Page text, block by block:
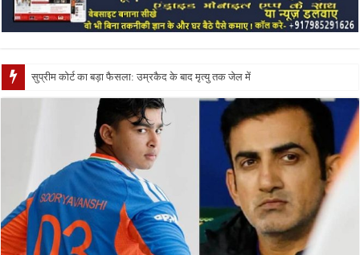
सुप्रीम कोर्ट का बड़ा फैसला: उम्रकैद के बाद मृत्यु तक जेल में रखने की सजा संविधान